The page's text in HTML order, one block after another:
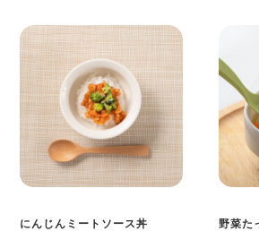
にんじんミートソース丼 野菜た